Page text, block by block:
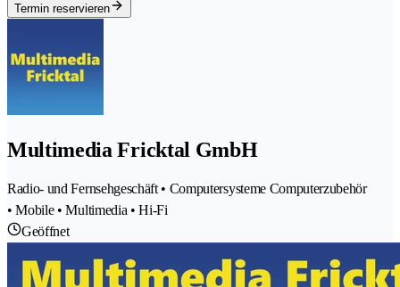
Termin reservieren
Multimedia Fricktal GmbH
Radio- und Fernsehgeschäft • Computersysteme Computerzubehör
• Mobile • Multimedia • Hi-Fi
Geöffnet